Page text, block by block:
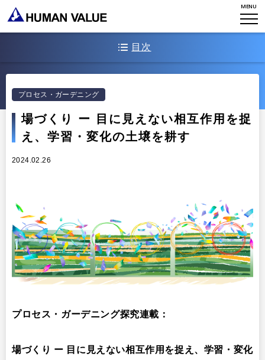
MENU
PMI
イベント・セミナー
Stories
出版
その他
目次
3.学習や変化を育む場づくりとは、何をすることか
プロセス・ガーデニング
場づくり ー 目に見えない相互作用を捉
え、学習・変化の土壌を耕す
2024.02.26
プロセス・ガーデニング探究連載：
場づくり ー 目に見えない相互作用を捉え、学習・変化